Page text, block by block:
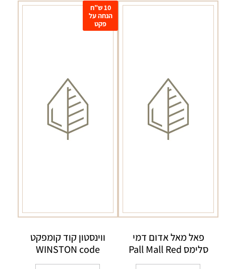
פאל מאל אדום דמי
סלימס Pall Mall Red
Demi Slims
10 ש"ח
הנחה על
פקט
ווינסטון קוד קומפקט
WINSTON code
compact